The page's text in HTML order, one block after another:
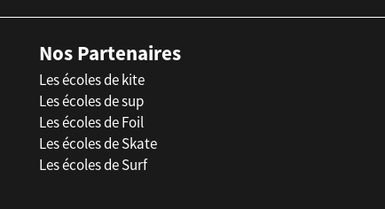
Nos Partenaires
Les écoles de kite
Les écoles de sup
Les écoles de Foil
Les écoles de Skate
Les écoles de Surf